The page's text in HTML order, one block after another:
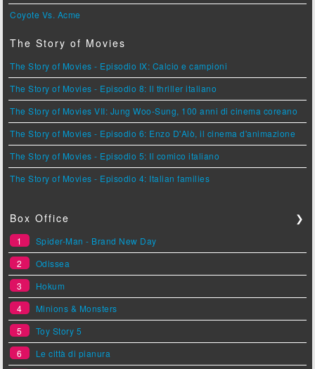
Coyote Vs. Acme
The Story of Movies
The Story of Movies - Episodio IX: Calcio e campioni
The Story of Movies - Episodio 8: Il thriller italiano
The Story of Movies VII: Jung Woo-Sung, 100 anni di cinema coreano
The Story of Movies - Episodio 6: Enzo D'Alò, il cinema d'animazione
The Story of Movies - Episodio 5: Il comico italiano
The Story of Movies - Episodio 4: Italian families
Box Office ❯
1
Spider-Man - Brand New Day
2
Odissea
3
Hokum
4
Minions & Monsters
5
Toy Story 5
6
Le città di pianura